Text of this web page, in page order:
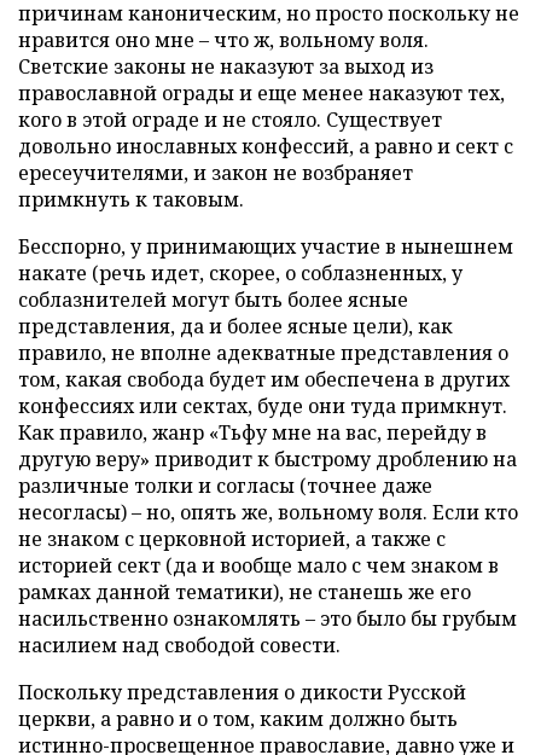
причинам каноническим, но просто поскольку не
нравится оно мне – что ж, вольному воля.
Светские законы не наказуют за выход из
православной ограды и еще менее наказуют тех,
кого в этой ограде и не стояло. Существует
довольно инославных конфессий, а равно и сект с
ересеучителями, и закон не возбраняет
примкнуть к таковым.
Бесспорно, у принимающих участие в нынешнем
накате (речь идет, скорее, о соблазненных, у
соблазнителей могут быть более ясные
представления, да и более ясные цели), как
правило, не вполне адекватные представления о
том, какая свобода будет им обеспечена в других
конфессиях или сектах, буде они туда примкнут.
Как правило, жанр «Тьфу мне на вас, перейду в
другую веру» приводит к быстрому дроблению на
различные толки и согласы (точнее даже
несогласы) – но, опять же, вольному воля. Если кто
не знаком с церковной историей, а также с
историей сект (да и вообще мало с чем знаком в
рамках данной тематики), не станешь же его
насильственно ознакомлять – это было бы грубым
насилием над свободой совести.
Поскольку представления о дикости Русской
церкви, а равно и о том, каким должно быть
истинно-просвещенное православие, давно уже и